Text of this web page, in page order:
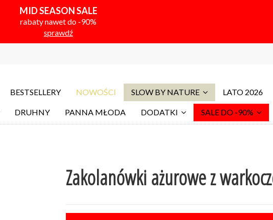
MID SEASON SALE
rabaty nawet do -90%
sprawdź
BESTSELLERY NOWOŚCI SLOW BY NATURE LATO 2026
DRUHNY PANNA MŁODA DODATKI SALE DO -90%
Zakolanówki ażurowe z